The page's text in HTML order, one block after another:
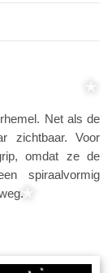
Net als de
zichtbaar. Voor
omdat ze de
spiraalvormig